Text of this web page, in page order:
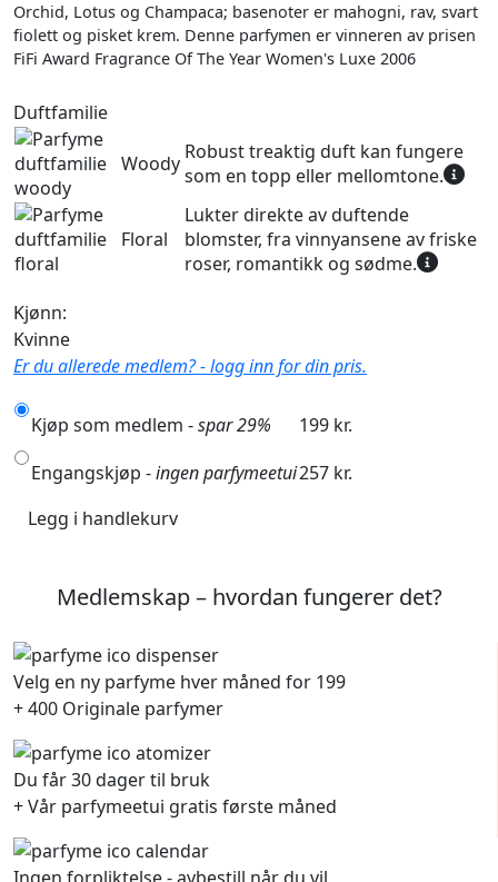
Orchid, Lotus og Champaca; basenoter er mahogni, rav, svart
fiolett og pisket krem. Denne parfymen er vinneren av prisen
FiFi Award Fragrance Of The Year Women's Luxe 2006
Duftfamilie
Woody Robust treaktig duft kan fungere
som en topp eller mellomtone.
Floral
Lukter direkte av duftende
blomster, fra vinnyansene av friske
roser, romantikk og sødme.
Kjønn:
Kvinne
Er du allerede medlem? - logg inn for din pris.
Kjøp som medlem -spar 29%
199 kr.
Engangskjøp -ingen parfymeetui257 kr.
Legg i handlekurv
Medlemskap – hvordan fungerer det?
Velg en ny parfyme hver måned for 199
+ 400 Originale parfymer
Du får 30 dager til bruk
+ Vår parfymeetui gratis første måned